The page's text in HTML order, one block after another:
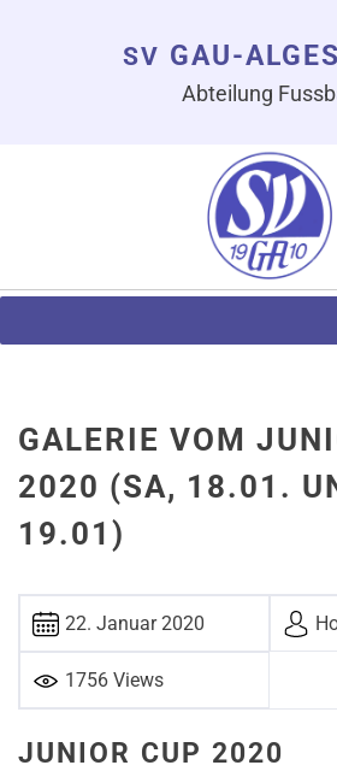
SV GAU-
Abteilung
GALERIE VOM
2020 (SA, 18.01.
19.01)
22. Januar 2020
1756 Views
JUNIOR CUP 2020